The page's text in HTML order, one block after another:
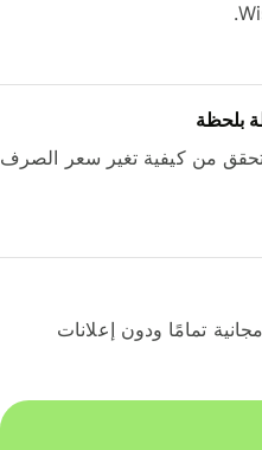
من كيفية تغير سعر الصرف
تمامًا ودون إعلانات